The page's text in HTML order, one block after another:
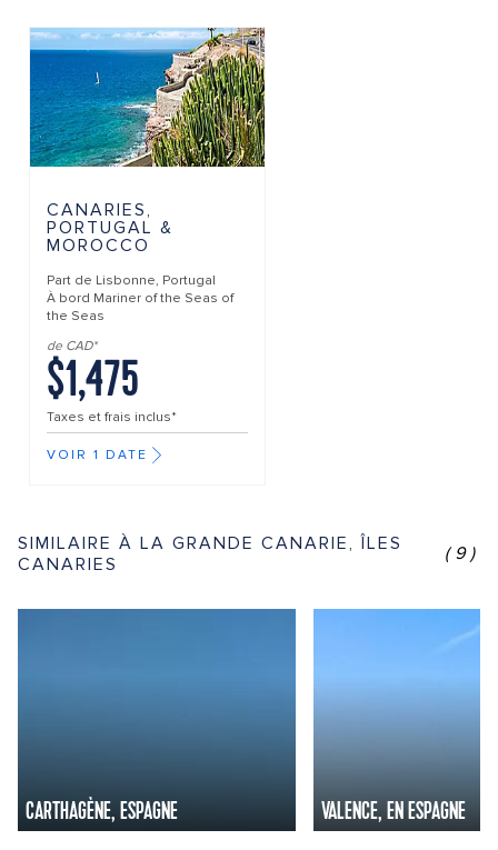
CANARIES,
PORTUGAL &
MOROCCO
Part de Lisbonne, Portugal
À bord Mariner of the Seas of
the Seas
de CAD*
$1,475
Taxes et frais inclus*
VOIR 1 DATE
SIMILAIRE À LA GRANDE CANARIE, ÎLES
CANARIES
(9)
CARTHAGÈNE, ESPAGNE VALENCE, EN ESPAGNE